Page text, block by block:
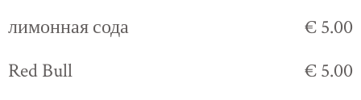
лимонная сода
€ 5.00
Red Bull
€ 5.00